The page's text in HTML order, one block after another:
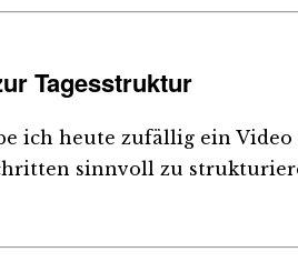
Tagesstruktur
ich heute zufällig ein
sinnvoll zu